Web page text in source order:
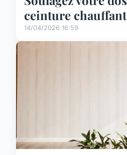
ceinture
14/04/2026 16:59